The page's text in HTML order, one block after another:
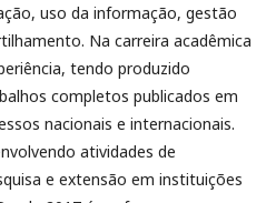
uso da informação, gestão
Na carreira acadêmica
tendo produzido
completos publicados em
nacionais e internacionais.
atividades de
e extensão em instituições